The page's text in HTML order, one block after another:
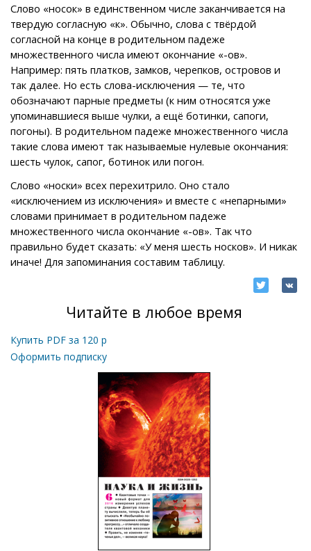
Слово «носок» в единственном числе заканчивается на
твердую согласную «к». Обычно, слова с твёрдой
согласной на конце в родительном падеже
множественного числа имеют окончание «-ов».
Например: пять платков, замков, черепков, островов и
так далее. Но есть слова-исключения — те, что
обозначают парные предметы (к ним относятся уже
упоминавшиеся выше чулки, а ещё ботинки, сапоги,
погоны). В родительном падеже множественного числа
такие слова имеют так называемые нулевые окончания:
шесть чулок, сапог, ботинок или погон.
Слово «носки» всех перехитрило. Оно стало
«исключением из исключения» и вместе с «непарными»
словами принимает в родительном падеже
множественного числа окончание «-ов». Так что
правильно будет сказать: «У меня шесть носков». И никак
иначе! Для запоминания составим таблицу.
Читайте в любое время
Купить PDF за 120 р
Оформить подписку